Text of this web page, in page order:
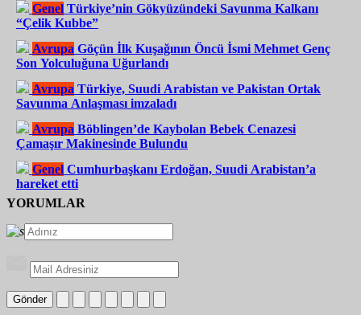
Genel Türkiye’nin Gökyüzündeki Savunma Kalkanı
“Çelik Kubbe”
Avrupa Göçün İlk Kuşağının Öncü İsmi Mehmet Genç
Son Yolculuğuna Uğurlandı
Avrupa Türkiye, Suudi Arabistan ve Pakistan Ortak
Savunma Anlaşması imzaladı
Avrupa Böblingen’de Kaybolan Bebek Cenazesi
Çamaşır Makinesinde Bulundu
Genel Cumhurbaşkanı Erdoğan, Suudi Arabistan’a
hareket etti
YORUMLAR
Gönder